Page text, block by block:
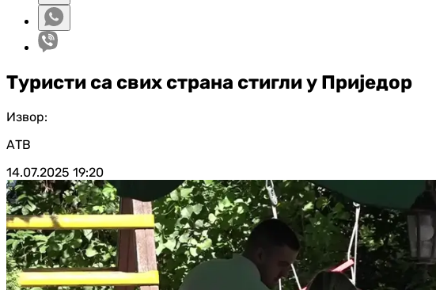
Туристи са свих страна стигли у Приједор
Извор:
АТВ
14.07.2025 19:20